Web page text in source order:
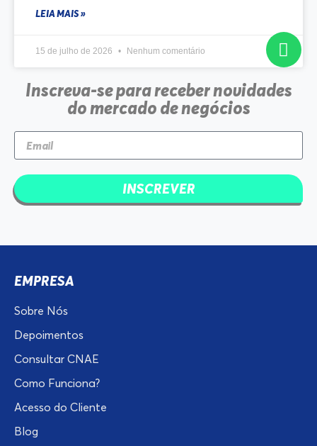
LEIA MAIS »
15 de julho de 2026 Nenhum comentário
Inscreva-se para receber novidades
do mercado de negócios
INSCREVER
EMPRESA
Sobre Nós
Depoimentos
Consultar CNAE
Como Funciona?
Acesso do Cliente
Blog